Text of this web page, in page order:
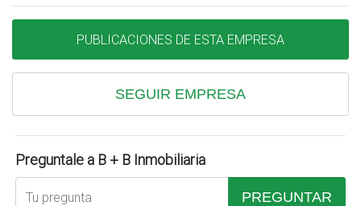
PUBLICACIONES DE ESTA EMPRESA
SEGUIR EMPRESA
Preguntale a B + B Inmobiliaria
PREGUNTAR